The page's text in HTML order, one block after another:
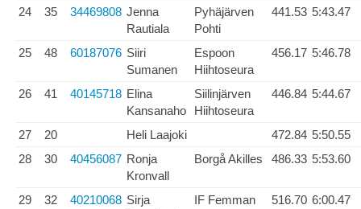
24 35 34469808 Jenna
Rautiala
Pyhäjärven
Pohti
441.53 5:43.47
25 48 60187076 Siiri
Sumanen
Espoon
Hiihtoseura
456.17 5:46.78
26 41 40145718 Elina
Kansanaho
Siilinjärven
Hiihtoseura
446.84 5:44.67
27 20 Heli Laajoki 472.84 5:50.55
28
30 40456087 Ronja
Kronvall
Borgå Akilles 486.33 5:53.60
29 32 40210068 Sirja
IF Femman 516.70 6:00.47